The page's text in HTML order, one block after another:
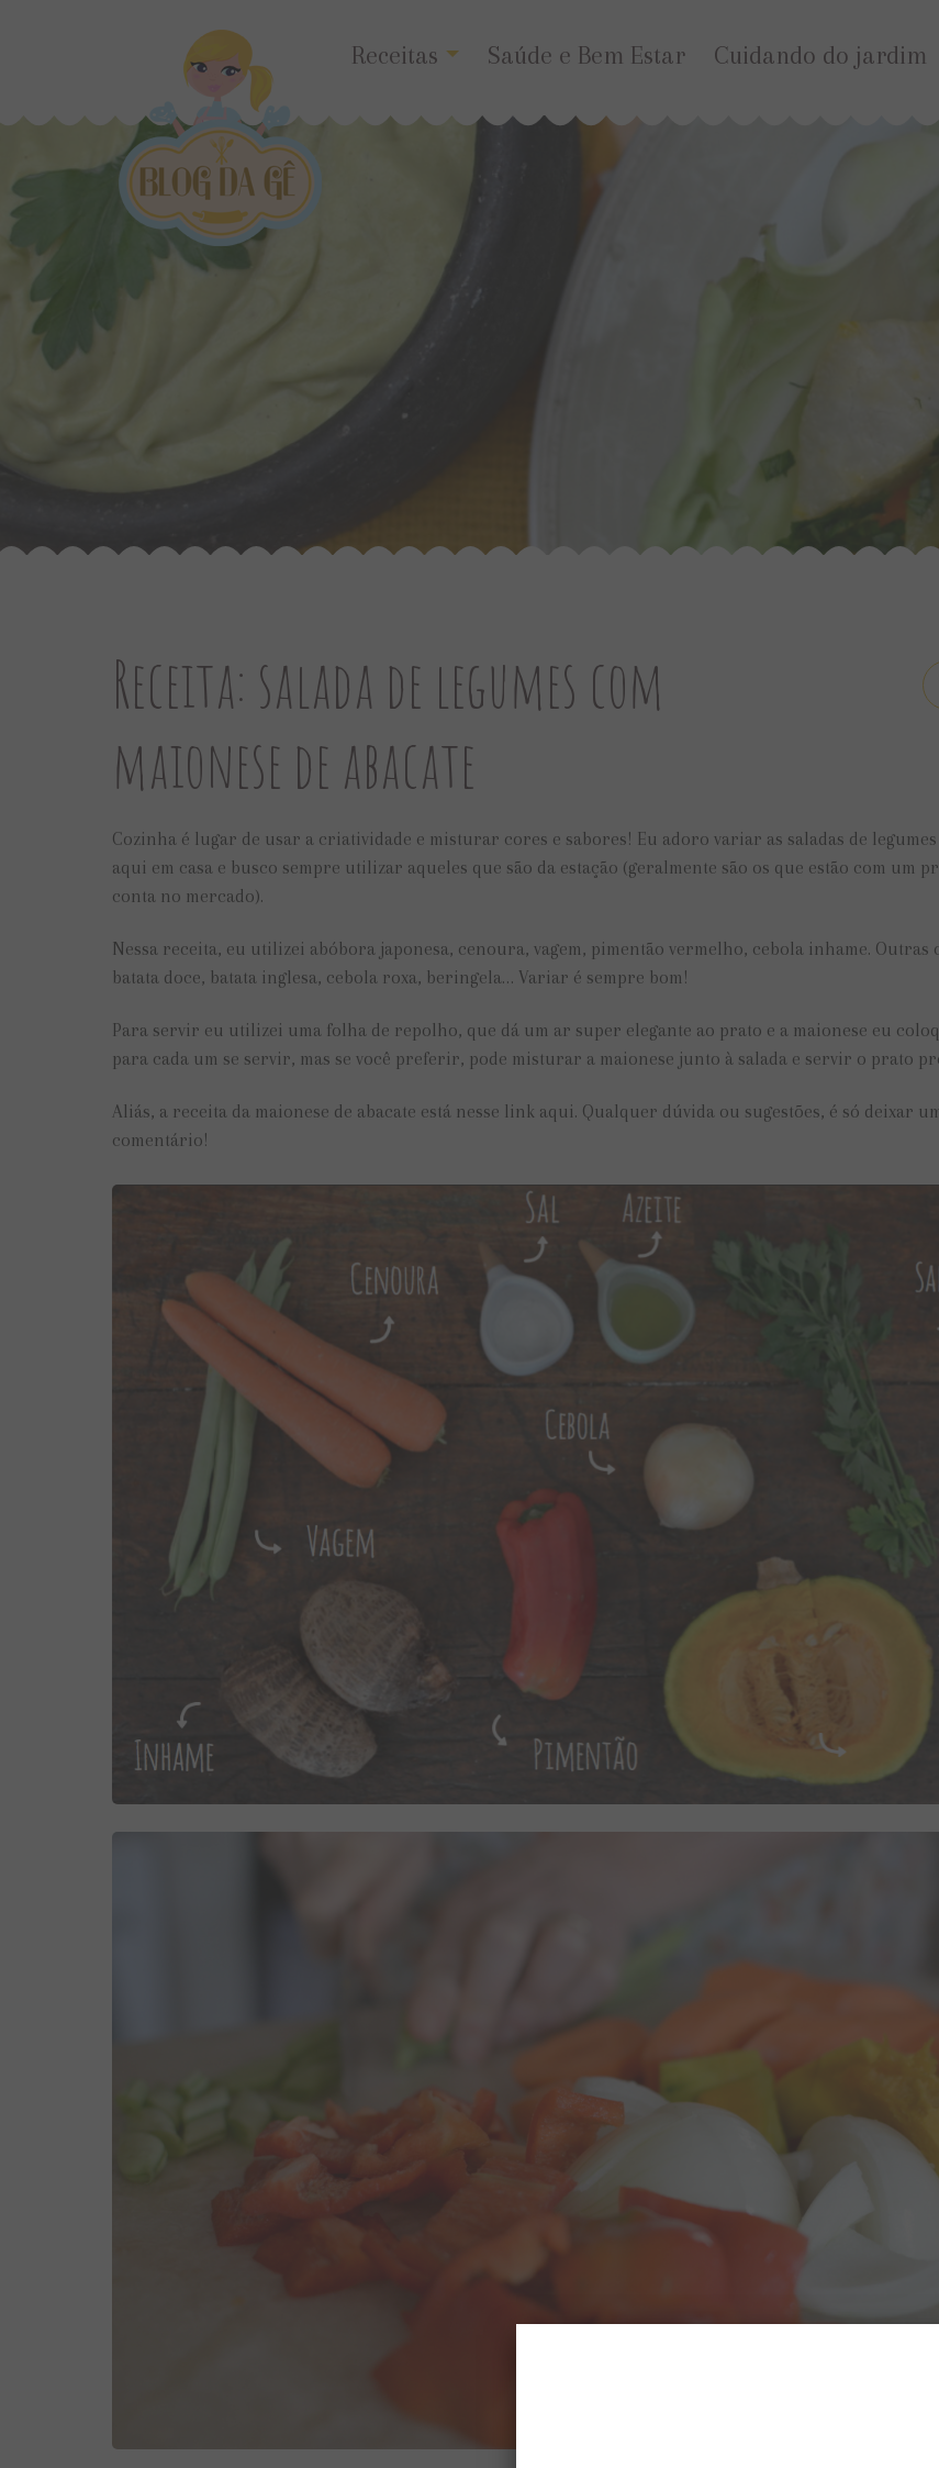
Receitas Saúde e Bem Estar Cuidando do jardim
Receita: salada de legumes com
maionese de abacate
Cozinha é lugar de usar a criatividade e misturar cores e sabores! Eu adoro variar as saladas de
aqui em casa e busco sempre utilizar aqueles que são da estação (geralmente são os que estão com um
conta no mercado).
Nessa receita, eu utilizei abóbora japonesa, cenoura, vagem, pimentão vermelho, cebola inhame. Outras
batata doce, batata inglesa, cebola roxa, beringela… Variar é sempre bom!
Para servir eu utilizei uma folha de repolho, que dá um ar super elegante ao prato e a maionese eu
para cada um se servir, mas se você preferir, pode misturar a maionese junto à salada e servir o prato
Aliás, a receita da maionese de abacate está nesse link aqui. Qualquer dúvida ou sugestões, é só deixar
comentário!